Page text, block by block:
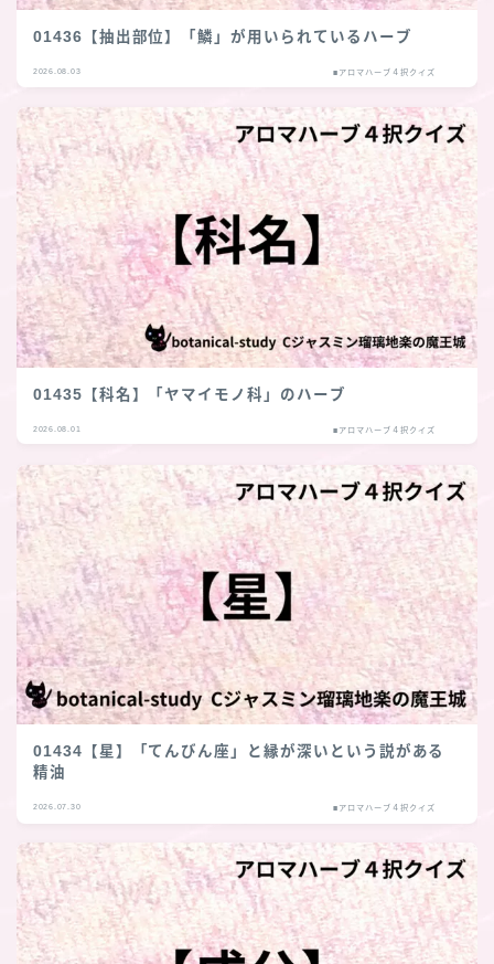
01436【抽出部位】「鱗」が用いられているハーブ
2026.08.03 ■アロマハーブ４択クイズ
01435【科名】「ヤマイモノ科」のハーブ
2026.08.01 ■アロマハーブ４択クイズ
01434【星】「てんびん座」と縁が深いという説がある
精油
2026.07.30 ■アロマハーブ４択クイズ